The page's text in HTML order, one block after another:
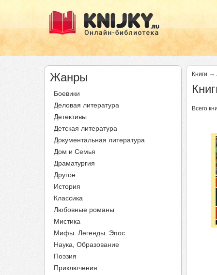
Жанры
Боевики
Деловая литература
Детективы
Детская литература
Документальная литература
Дом и Семья
Драматургия
Другое
История
Классика
Любовные романы
Мистика
Мифы. Легенды. Эпос
Наука, Образование
Поэзия
Приключения
Книги →
Всего